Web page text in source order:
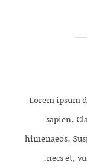
Lorem ipsum
sapien.
himenaeos.
necs et,